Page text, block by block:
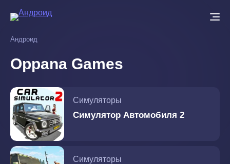
основному
Андроид
Oppana Games
Симуляторы
Симулятор Автомобиля 2
Симуляторы